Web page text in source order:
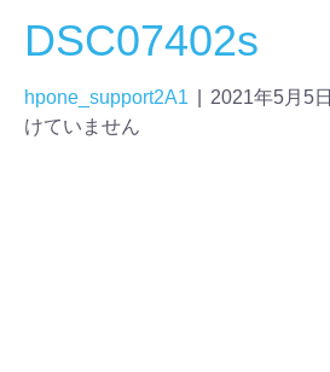
DSC07402s
hpone_support2A1 2021年5月5日
けていません